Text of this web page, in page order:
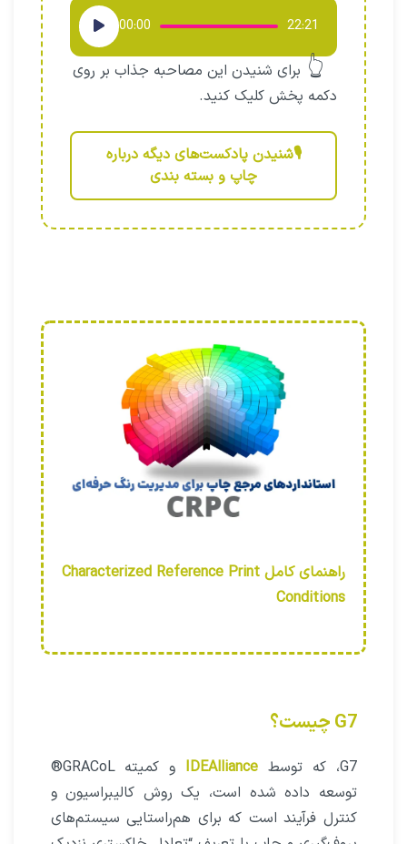
پخش‌کننده
00:00 22:21
👆 برای شنیدن این مصاحبه جذاب بر روی
دکمه پخش کلیک کنید.
🎙️شنیدن پادکست‌های دیگه درباره
چاپ و بسته بندی
راهنمای کامل Characterized Reference Print
Conditions
G7 چیست؟
G7، که توسط IDEAlliance
و کمیته GRACoL®
توسعه داده شده است، یک روش کالیبراسیون و
کنترل فرآیند است که برای هم‌راستایی سیستم‌های